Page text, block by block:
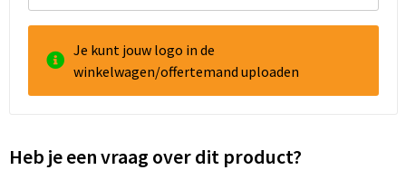
Je kunt jouw logo in de
winkelwagen/offertemand uploaden
Heb je een vraag over dit product?